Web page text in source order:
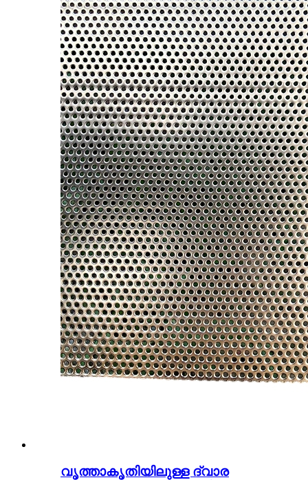
വൃത്താകൃതിയിലുള്ള ദ്വാര